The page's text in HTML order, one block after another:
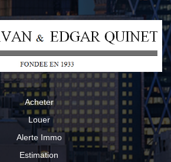
Acheter
Louer
Alerte Immo
Estimation